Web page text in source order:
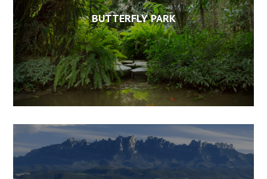
BUTTERFLY PARK